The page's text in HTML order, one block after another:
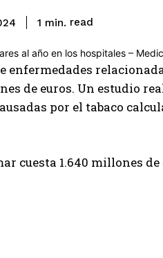
1 min. read
de euros. Un estudio
por el tabaco
cuesta 1.640 millones